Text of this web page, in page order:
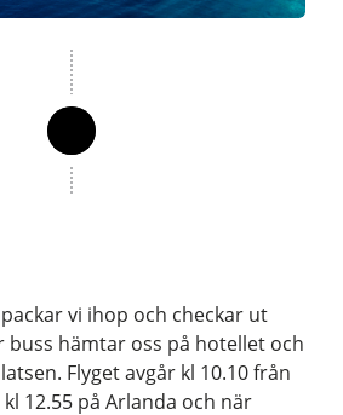
vi ihop och checkar ut
buss hämtar oss på hotellet och
Flyget avgår kl 10.10 från
12.55 på Arlanda och när